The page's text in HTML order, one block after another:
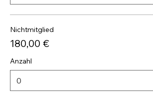
Nichtmitglied
180,00 €
Anzahl